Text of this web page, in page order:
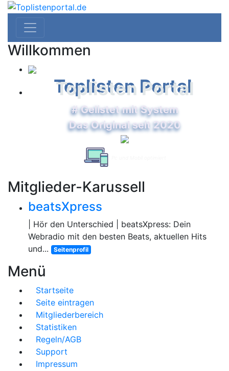
Willkommen
Toplisten Portal
# Gelistet mit System
Das Original seit 2020
Mitglieder-Karussell
beatsXpress
| Hör den Unterschied | beatsXpress: Dein
Webradio mit den besten Beats, aktuellen Hits
und...
Seitenprofil
Menü
Startseite
Seite eintragen
Mitgliederbereich
Statistiken
Regeln/AGB
Support
Impressum